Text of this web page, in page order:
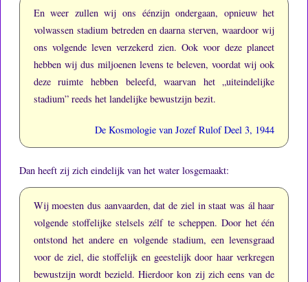
En weer zullen wij ons éénzijn ondergaan, opnieuw het
volwassen stadium betreden en daarna sterven, waardoor wij
ons volgende leven verzekerd zien.Ook voor deze planeet
hebben wij dus miljoenen levens te beleven, voordat wij ook
deze ruimte hebben beleefd, waarvan het „uiteindelijke
stadium” reeds het landelijke bewustzijn bezit.
De Kosmologie van Jozef Rulof Deel 3, 1944
Dan heeft zij zich eindelijk van het water losgemaakt:
Wij moesten dus aanvaarden, dat de ziel in staat was ál haar
volgende stoffelijke stelsels zélf te scheppen. Door het één
ontstond het andere en volgende stadium, een levensgraad
voor de ziel, die stoffelijk en geestelijk door haar verkregen
bewustzijn wordt bezield.Hierdoor kon zij zich eens van de